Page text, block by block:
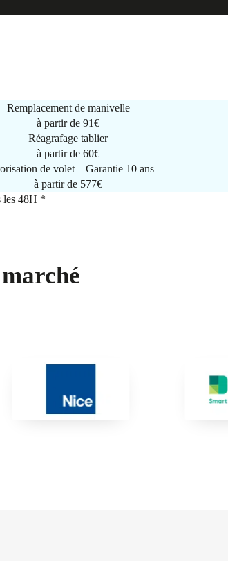
Remplacement de manivelle
à partir de91€
Réagrafage tablier
à partir de60€
de volet – Garantie 10 ans
à partir de 577€
les 48H *